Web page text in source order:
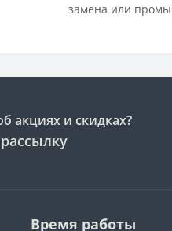
замена или
акциях и скидках?
Время работы